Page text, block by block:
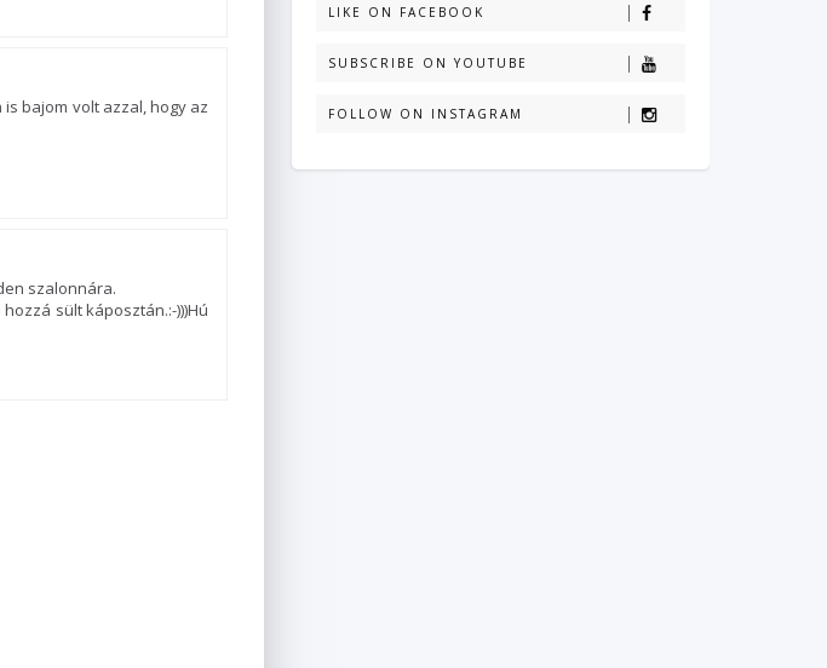
bajom volt azzal, hogy az
szalonnára.
sült káposztán.:-)))Hú
LIKE ON FACEBOOK
SUBSCRIBE ON YOUTUBE
FOLLOW ON INSTAGRAM